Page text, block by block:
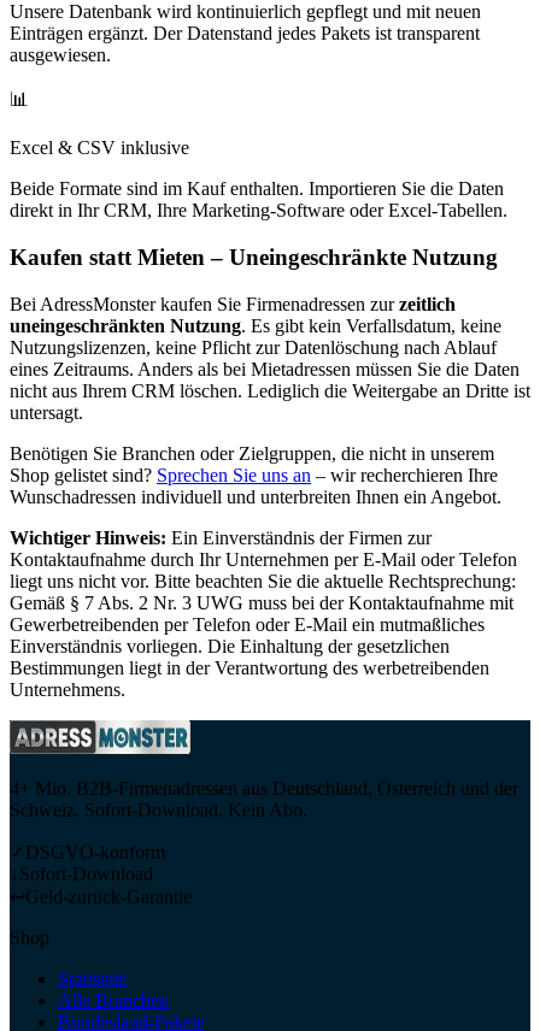
Unsere Datenbank wird kontinuierlich gepflegt und mit neuen
Einträgen ergänzt. Der Datenstand jedes Pakets ist transparent
ausgewiesen.
📊
Excel & CSV inklusive
Beide Formate sind im Kauf enthalten. Importieren Sie die Daten
direkt in Ihr CRM, Ihre Marketing-Software oder Excel-Tabellen.
Kaufen statt Mieten – Uneingeschränkte Nutzung
Bei AdressMonster kaufen Sie Firmenadressen zur zeitlich
uneingeschränkten Nutzung. Es gibt kein Verfallsdatum, keine
Nutzungslizenzen, keine Pflicht zur Datenlöschung nach Ablauf
eines Zeitraums. Anders als bei Mietadressen müssen Sie die Daten
nicht aus Ihrem CRM löschen. Lediglich die Weitergabe an Dritte ist
untersagt.
Benötigen Sie Branchen oder Zielgruppen, die nicht in unserem
Shop gelistet sind? Sprechen Sie uns an – wir recherchieren Ihre
Wunschadressen individuell und unterbreiten Ihnen ein Angebot.
Wichtiger Hinweis: Ein Einverständnis der Firmen zur
Kontaktaufnahme durch Ihr Unternehmen per E-Mail oder Telefon
liegt uns nicht vor. Bitte beachten Sie die aktuelle Rechtsprechung:
Gemäß § 7 Abs. 2 Nr. 3 UWG muss bei der Kontaktaufnahme mit
Gewerbetreibenden per Telefon oder E-Mail ein mutmaßliches
Einverständnis vorliegen. Die Einhaltung der gesetzlichen
Bestimmungen liegt in der Verantwortung des werbetreibenden
Unternehmens.
4+ Mio. B2B-Firmenadressen aus Deutschland, Österreich und der
Schweiz. Sofort-Download. Kein Abo.
✓ DSGVO-konform
↓Sofort-Download
↩Geld-zurück-Garantie
Shop
Startseite
Alle Branchen
Bundesland-Pakete